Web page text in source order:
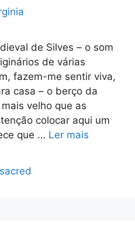
de Silves – o som
de várias
fazem-me sentir viva,
casa – o berço da
velho que as
colocar aqui um
que … Ler mais